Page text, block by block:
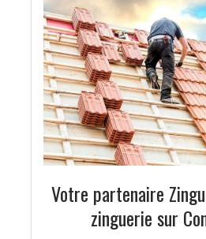
Votre partenaire
zinguerie sur